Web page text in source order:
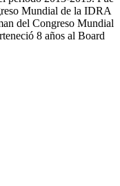
Mundial de la IDRA
del Congreso Mundial
8 años al Board